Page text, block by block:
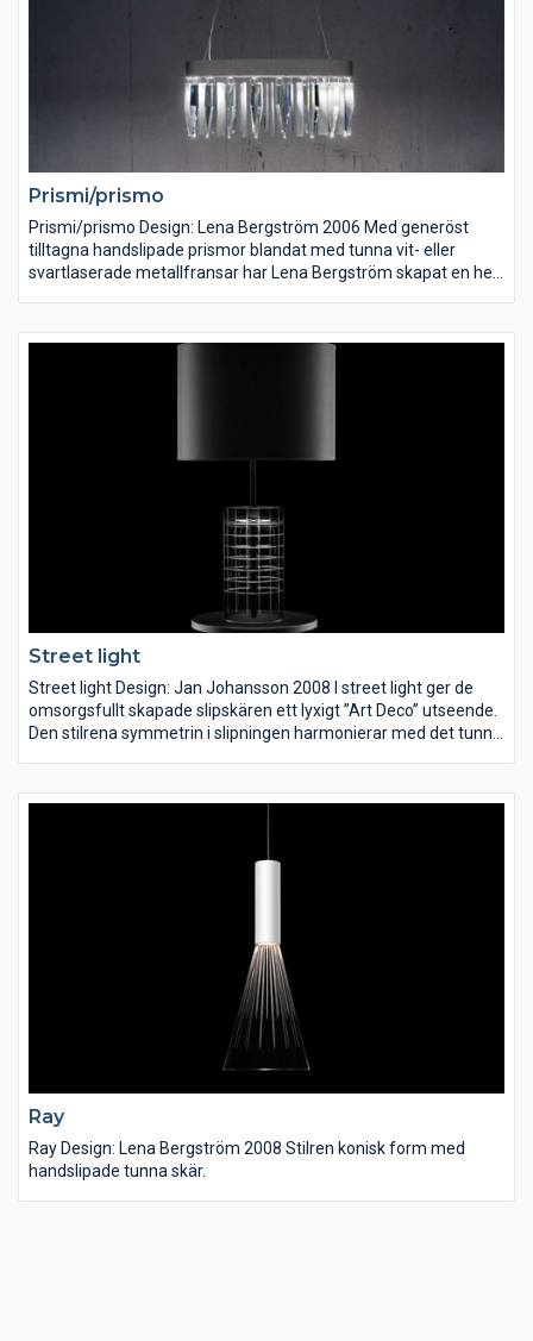
Prismi/prismo
Prismi/prismo Design: Lena Bergström 2006 Med generöst
tilltagna handslipade prismor blandat med tunna vit- eller
svartlaserade metallfransar har Lena Bergström skapat en helt
Street light
Street light Design: Jan Johansson 2008 I street light ger de
omsorgsfullt skapade slipskären ett lyxigt ”Art Deco” utseende.
Den stilrena symmetrin i slipningen harmonierar med det tunna
Ray
Ray Design: Lena Bergström 2008 Stilren konisk form med
handslipade tunna skär.